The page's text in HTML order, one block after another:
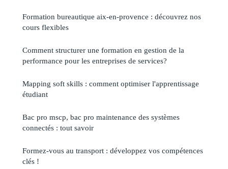
Formation bureautique aix-en-provence : découvrez nos
cours flexibles
Comment structurer une formation en gestion de la
performance pour les entreprises de services?
Mapping soft skills : comment optimiser l'apprentissage
étudiant
Bac pro mscp, bac pro maintenance des systèmes
connectés : tout savoir
Formez-vous au transport : développez vos compétences
clés !